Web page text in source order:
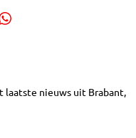
laatste nieuws uit Brabant,